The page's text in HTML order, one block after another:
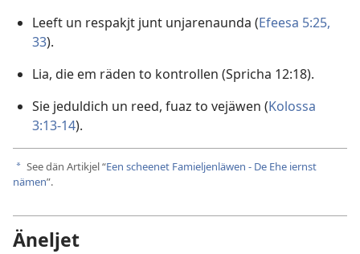
Leeft un respakjt junt unjarenaunda (Efeesa 5:25,
33).
Lia, die em räden to kontrollen (Spricha 12:18).
Sie jeduldich un reed, fuaz to vejäwen (Kolossa
3:13-14).
a See dän Artikjel “Een scheenet Famieljenläwen - De Ehe iernst
nämen”.
Äneljet